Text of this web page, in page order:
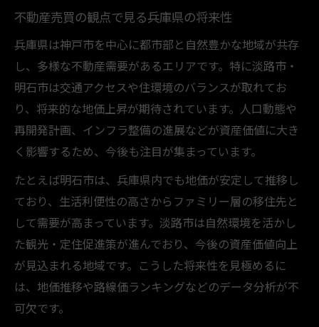
不動産売買の観点で見る兵庫県の将来性
兵庫県は神戸市を中心に都市部と自然豊かな地域が共存
し、多様な不動産需要があるエリアです。特に淡路市・
明石市は交通アクセスや住環境のバランスが取れてお
り、将来的な地価上昇が期待されています。人口動態や
再開発計画、インフラ整備の進展などが資産価値に大き
く影響するため、今後も注目が集まっています。
たとえば明石市は、兵庫県内でも地価が安定して推移し
ており、生活利便性の高さからファミリー層の移住先と
して需要が高まっています。淡路市は自然環境を活かし
た観光・定住促進策が進んでおり、今後の資産価値向上
が見込まれる地域です。こうした将来性を見極めるに
は、地価推移や路線価ランキングなどのデータ分析が不
可欠です。